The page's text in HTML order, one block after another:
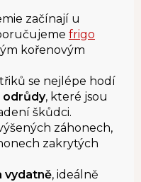
začínají u
frigo
kořenovým
se nejlépe hodí
odrůdy, které jsou
škůdci.
záhonech,
zakrytých
vydatně, ideálně